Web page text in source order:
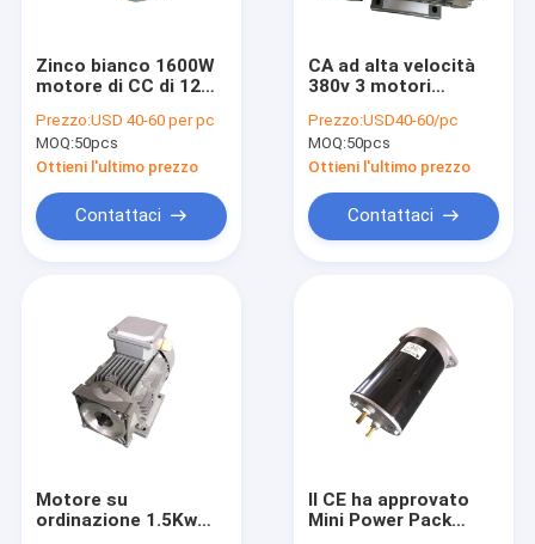
Zinco bianco 1600W
motore di CC di 12
blocco alimentatore
di potenza idraulica
Prezzo:USD 40-60 per pc
MOQ:50pcs
Ottieni l'ultimo prezzo
Contattaci
CA ad alta velocità
380v 3 motori
1400RPM/1500W dei
motori di fase piccoli
Prezzo:USD40-60/pc
MOQ:50pcs
Ottieni l'ultimo prezzo
Contattaci
Motore su
ordinazione 1.5Kw
Il CE ha approvato
Mini Power Pack